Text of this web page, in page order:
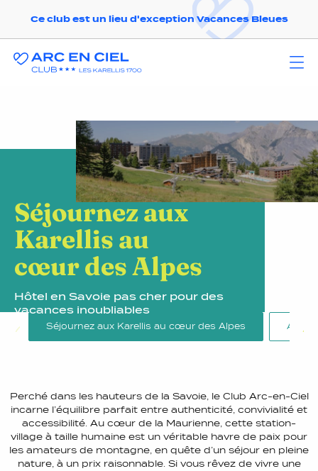
Ce club est un lieu d'exception Vacances Bleues
Séjournez aux
Karellis au
cœur des Alpes
Hôtel en Savoie pas cher pour des
vacances inoubliables
Séjournez aux Karellis au cœur des Alpes Arc
Perché dans les hauteurs de la Savoie, le Club Arc-en-Ciel
incarne l’équilibre parfait entre authenticité, convivialité et
accessibilité. Au cœur de la Maurienne, cette station-
village à taille humaine est un véritable havre de paix pour
les amateurs de montagne, en quête d’un séjour en pleine
nature, à un prix raisonnable. Si vous rêvez de vivre une